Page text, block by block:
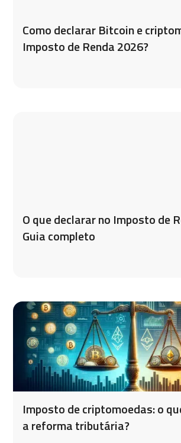
Como declarar Bitcoin e
Imposto de Renda 2026?
O que declarar no Imposto de
Guia completo
Imposto de criptomoedas: o
a reforma tributária?